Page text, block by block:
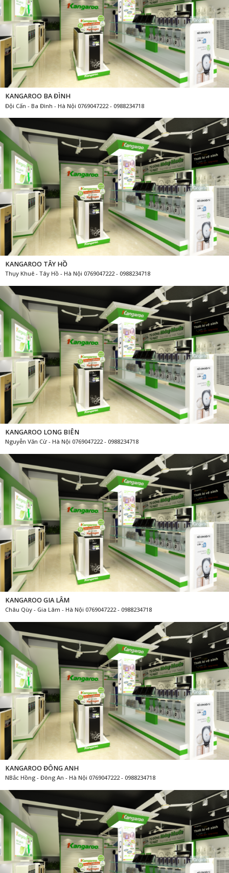
KANGAROO BA ĐÌNH
Đội Cấn - Ba Đình - Hà Nội 0769047222 - 0988234718
KANGAROO TÂY HỒ
Thụy Khuê - Tây Hồ - Hà Nội 0769047222 - 0988234718
KANGAROO LONG BIÊN
Nguyễn Văn Cừ - Hà Nội 0769047222 - 0988234718
KANGAROO GIA LÂM
Châu Qùy - Gia Lâm - Hà Nội 0769047222 - 0988234718
KANGAROO ĐÔNG ANH
NBắc Hồng - Đông An - Hà Nội 0769047222 - 0988234718